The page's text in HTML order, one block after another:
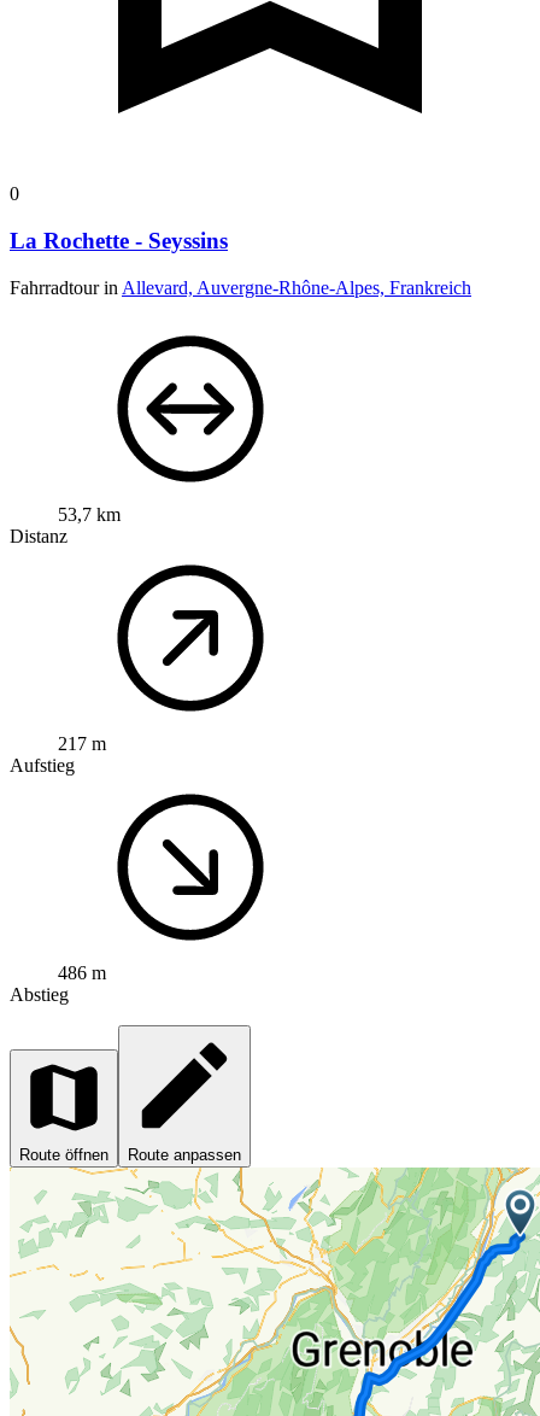
0
La Rochette - Seyssins
Fahrradtour in Allevard, Auvergne-Rhône-Alpes, Frankreich
53,7 km
Distanz
217 m
Aufstieg
486 m
Abstieg
Route öffnen Route anpassen